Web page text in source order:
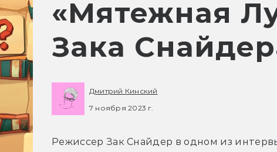
«Мятежная
Зака
Дмитрий Кинский
7 ноября 2023 г.
Режиссер Зак Снайдер в одном из